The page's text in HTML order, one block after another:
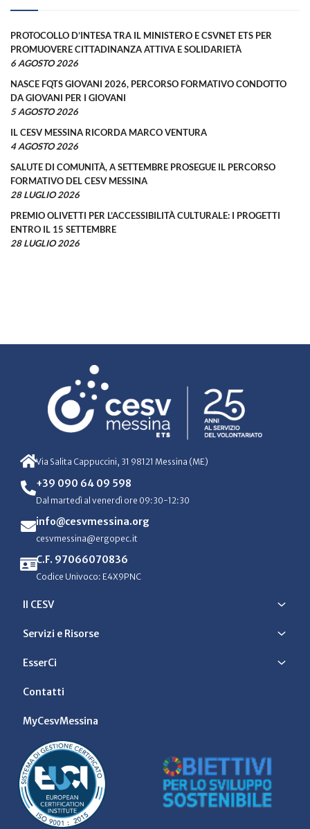
PROTOCOLLO D’INTESA TRA IL MINISTERO E CSVNET ETS PER
PROMUOVERE CITTADINANZA ATTIVA E SOLIDARIETÀ
6 AGOSTO 2026
NASCE FQTS GIOVANI 2026, PERCORSO FORMATIVO CONDOTTO
DA GIOVANI PER I GIOVANI
5 AGOSTO 2026
IL CESV MESSINA RICORDA MARCO VENTURA
4 AGOSTO 2026
SALUTE DI COMUNITÀ, A SETTEMBRE PROSEGUE IL PERCORSO
FORMATIVO DEL CESV MESSINA
28 LUGLIO 2026
PREMIO OLIVETTI PER L’ACCESSIBILITÀ CULTURALE: I PROGETTI
ENTRO IL 15 SETTEMBRE
28 LUGLIO 2026
Via Salita Cappuccini, 31 98121 Messina (ME)
+39 090 64 09 598
Dal martedì al venerdì ore 09:30-12:30
info@cesvmessina.org
cesvmessina@ergopec.it
C.F. 97066070836
Codice Univoco: E4X9PNC
Il CESV
Servizi e Risorse
EsserCi
Contatti
MyCesvMessina